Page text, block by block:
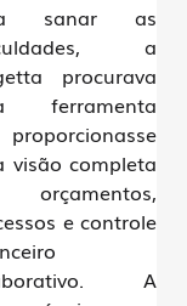
sanar as
a
procurava
ferramenta
visão completa
e controle
A